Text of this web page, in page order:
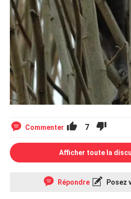
Commenter 7
Afficher toute la
Répondre Posez